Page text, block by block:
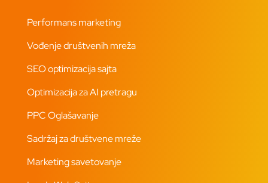
Performans marketing
Vođenje društvenih mreža
SEO optimizacija sajta
Optimizacija za AI pretragu
PPC Oglašavanje
Sadržaj za društvene mreže
Marketing savetovanje